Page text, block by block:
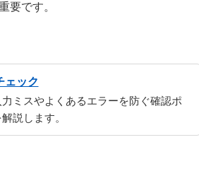
要です。
ェック
力ミスやよくあるエラーを防ぐ確認ポ
説します。